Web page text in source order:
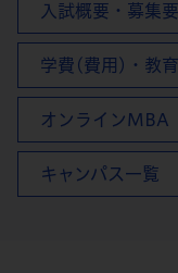
入試概要・募集
学費(費用)・教
オンラインMBA
キャンパス一覧